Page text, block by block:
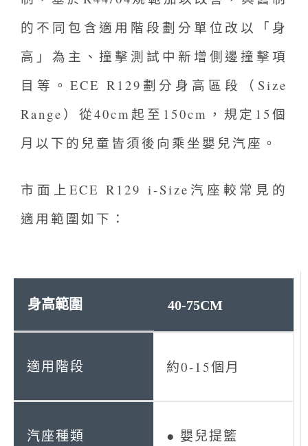
的不同包含適用階段劃分單位改以「身
高」為主、撞擊測試中新增側邊撞擊項
目等。ECE R129劃分身高區段（Size
Range）從40cm起至150cm，規定15個
月以下的兒童皆須後向乘坐嬰兒汽座。
市面上ECE R129 i-Size汽座較常見的
適用範圍如下：
40-75CM
約0-15個月
● 嬰兒提籃